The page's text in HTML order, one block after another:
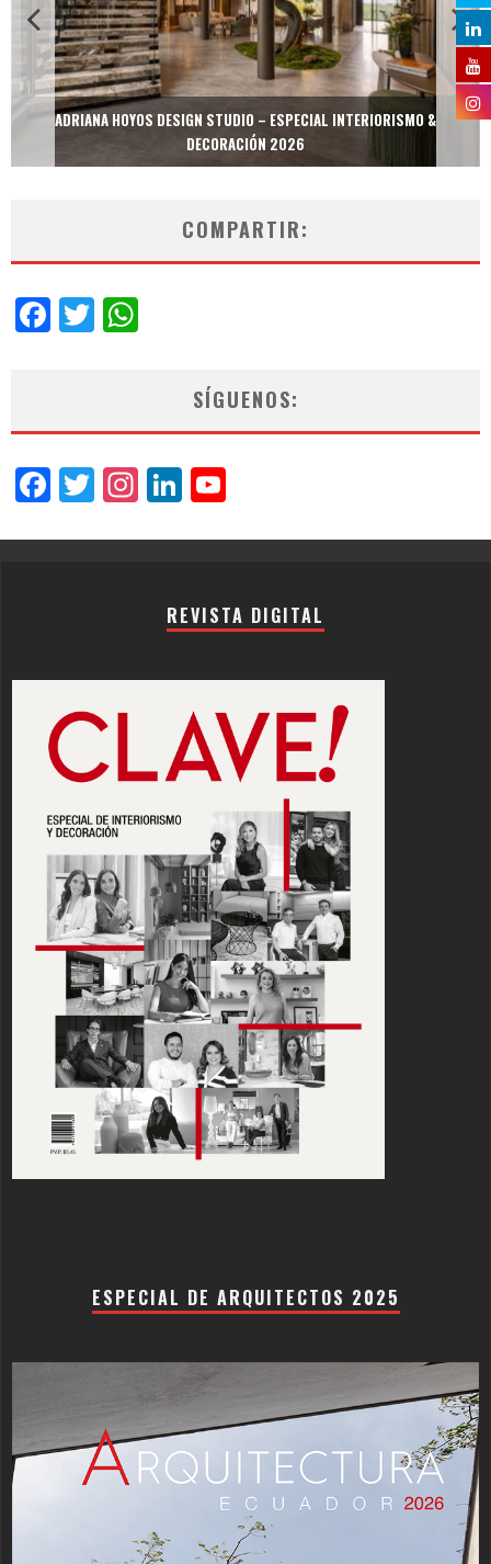
ADRIANA HOYOS DESIGN STUDIO – ESPECIAL INTERIORISMO &
DECORACIÓN 2026
COMPARTIR:
Facebook
Twitter
SÍGUENOS:
Facebook
Twitter
Instagram
LinkedIn
REVISTA DIGITAL
ESPECIAL DE ARQUITECTOS 2025